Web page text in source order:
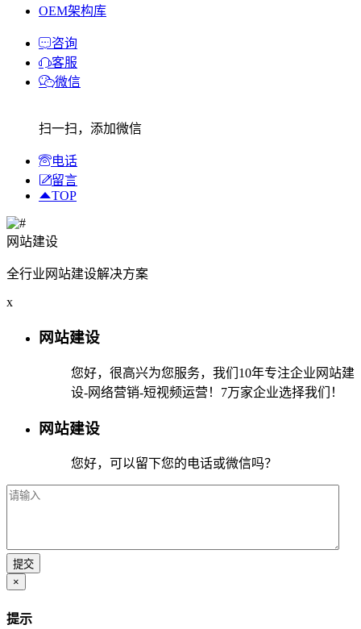
OEM架构库
咨询
客服
微信
扫一扫，添加微信
电话
留言
TOP
网站建设
全行业网站建设解决方案
x
网站建设
您好，很高兴为您服务，我们10年专注企业网站建
设-网络营销-短视频运营！7万家企业选择我们！
网站建设
您好，可以留下您的电话或微信吗？
×
提示